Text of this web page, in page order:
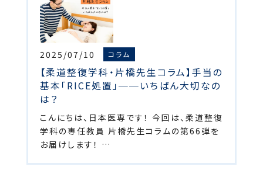
2025/07/10 コラム
【柔道整復学科・片橋先生コラム】手当の
基本「RICE処置」──いちばん大切なの
は？
こんにちは、日本医専です！ 今回は、柔道整復
学科の専任教員 片橋先生コラムの第66弾を
お届けします！ …